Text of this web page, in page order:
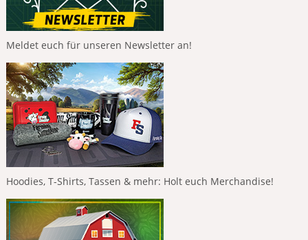
Meldet euch für unseren Newsletter an!
Hoodies, T-Shirts, Tassen & mehr: Holt euch Merchandise!